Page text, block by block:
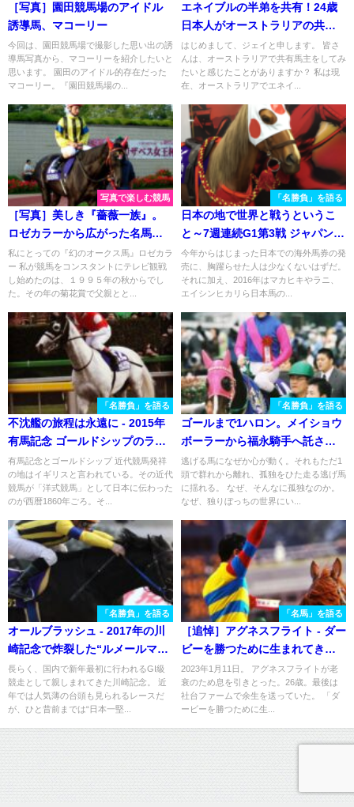
［写真］園田競馬場のアイドル
誘導馬、マコーリー
今回は、園田競馬場で撮影した思い出の誘
導馬写真から、マコーリーを紹介したいと
思います。 園田のアイドル的存在だった
マコーリー。『園田競馬場の...
エネイブルの半弟を共有！24歳
日本人がオーストラリアの共有
馬主をして感じたこと。
はじめまして、ジェイと申します。 皆さ
んは、オーストラリアで共有馬主をしてみ
たいと感じたことがありますか？ 私は現
在、オーストラリアでエネイ...
写真で楽しむ競馬
［写真］美しき『薔薇一族』。
ロゼカラーから広がった名馬た
ちを写真で振り返る
私にとっての『幻のオークス馬』ロゼカラ
ー 私が競馬をコンスタントにテレビ観戦
し始めたのは、１９９５年の秋からでし
た。その年の菊花賞で父親とと...
「名勝負」を語る
日本の地で世界と戦うというこ
と～7週連続G1第3戦 ジャパンカ
ップ～
今年からはじまった日本での海外馬券の発
売に、胸躍らせた人は少なくないはずだ。
それに加え、2016年はマカヒキやラニ、
エイシンヒカリら日本馬の...
「名勝負」を語る
不沈艦の旅程は永遠に - 2015年
有馬記念 ゴールドシップのラス
トランと引退式
有馬記念とゴールドシップ 近代競馬発祥
の地はイギリスと言われている。その近代
競馬が「洋式競馬」として日本に伝わった
のが西暦1860年ごろ。そ...
「名勝負」を語る
ゴールまで1ハロン。メイショウ
ボーラーから福永騎手へ託され
たバトン。 - 2005年フェブラリ
ーS
逃げる馬になぜか心が動く。それもただ1
頭で群れから離れ、孤独をひた走る逃げ馬
に揺れる。 なぜ、そんなに孤独なのか。
なぜ、独りぼっちの世界にい...
「名勝負」を語る
オールブラッシュ - 2017年の川
崎記念で炸裂した“ルメールマジ
ック”
長らく、国内で新年最初に行われるGI級
競走として親しまれてきた川崎記念。 近
年では人気薄の台頭も見られるレースだ
が、ひと昔前までは“日本一堅...
「名馬」を語る
［追悼］アグネスフライト - ダー
ビーを勝つために生まれてきた
ような名馬の蹄跡を振り返る。
2023年1月11日。 アグネスフライトが老
衰のため息を引きとった。26歳。最後は
社台ファームで余生を送っていた。 「ダ
ービーを勝つために生...